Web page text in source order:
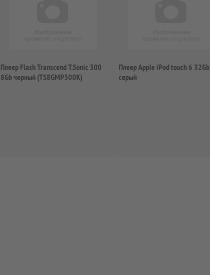
Плеер Flash Transcend T.Sonic 300
8Gb черный (TS8GMP300K)
Плеер Apple iPod touch 6 32Gb
серый